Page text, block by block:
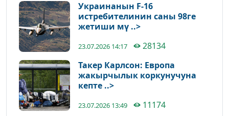
Украинанын F-16
истребителинин саны 98ге
жетиши мү ..>
23.07.2026 14:17
28134
Такер Карлсон: Европа
жакырчылык коркунучуна
кепте ..>
23.07.2026 13:49
11174